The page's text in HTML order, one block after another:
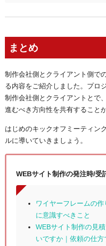
まとめ
制作会社側とクライアント側で
る内容をご紹介しました。プロ
制作会社側とクライアントとで
進むべき方向性を共有すること
はじめのキックオフミーティン
ルに導いていきましょう。
WEBサイト制作の発注時/受
ワイヤーフレームの
に意識すべきこと
WEBサイト制作の見
いですか｜依頼の仕方